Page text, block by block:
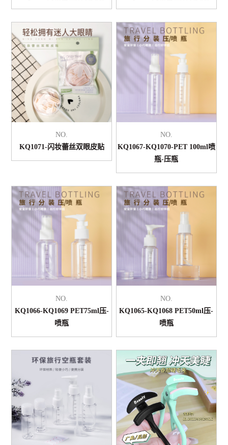
NO.
KQ1071-闪妆蕾丝双眼皮贴
NO.
KQ1067-KQ1070-PET 100ml喷
瓶-压瓶
NO.
KQ1066-KQ1069 PET75ml压-
喷瓶
NO.
KQ1065-KQ1068 PET50ml压-
喷瓶